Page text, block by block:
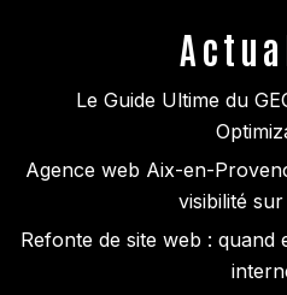
Le Guide Ultime du
Agence web Aix-en-
visibilité
Refonte de site web :